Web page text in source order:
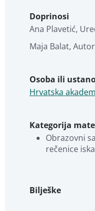
Doprinosi
Ana Plavetić,
Maja Balat, Autor
Osoba ili
Hrvatska
Kategorija
Obrazovni
rečenice
Bilješke